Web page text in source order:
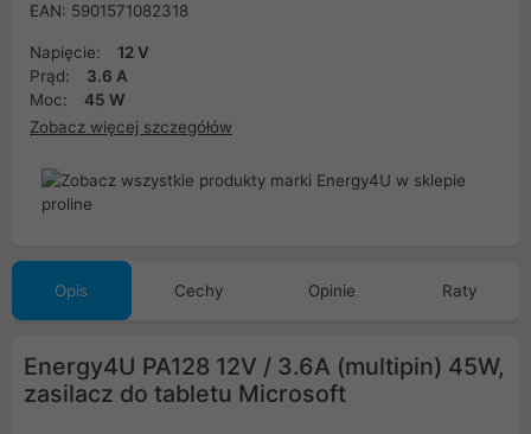
EAN: 5901571082318
Napięcie:
12 V
Prąd:
3.6 A
Moc:
45 W
Zobacz więcej szczegółów
Opis Cechy Opinie Raty
Energy4U PA128 12V / 3.6A (multipin) 45W,
zasilacz do tabletu Microsoft